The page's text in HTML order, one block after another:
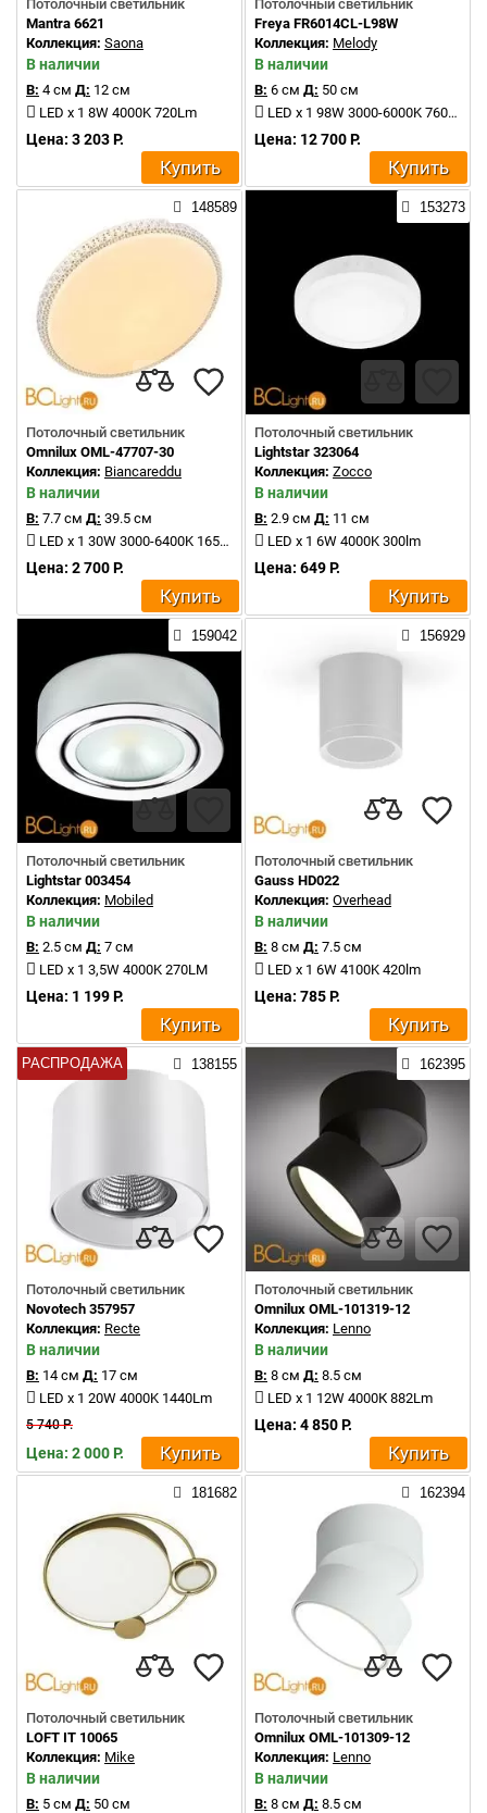
Потолочный светильник
Mantra 6621
Коллекция: Saona
В наличии
В: 4 см Д: 12 см
LED x 1 8W 4000K 720Lm
Цена: 3 203 Р.
Купить
Потолочный светильник
Freya FR6014CL-L98W
Коллекция: Melody
В наличии
В: 6 см Д: 50 см
LED x 1 98W 3000-6000K 7600lm
Цена: 12 700 Р.
Купить
148589
Потолочный светильник
Omnilux OML-47707-30
Коллекция: Biancareddu
В наличии
В: 7.7 см Д: 39.5 см
LED x 1 30W 3000-6400K 1650lm
Цена: 2 700 Р.
Купить
153273
Потолочный светильник
Lightstar 323064
Коллекция: Zocco
В наличии
В: 2.9 см Д: 11 см
LED x 1 6W 4000K 300lm
Цена: 649 Р.
Купить
159042
Потолочный светильник
Lightstar 003454
Коллекция: Mobiled
В наличии
В: 2.5 см Д: 7 см
LED x 1 3,5W 4000K 270LM
Цена: 1 199 Р.
Купить
156929
Потолочный светильник
Gauss HD022
Коллекция: Overhead
В наличии
В: 8 см Д: 7.5 см
LED x 1 6W 4100K 420lm
Цена: 785 Р.
Купить
РАСПРОДАЖА 138155
Потолочный светильник
Novotech 357957
Коллекция: Recte
В наличии
В: 14 см Д: 17 см
LED x 1 20W 4000K 1440Lm
5 740 Р.
Цена: 2 000 Р. Купить
162395
Потолочный светильник
Omnilux OML-101319-12
Коллекция: Lenno
В наличии
В: 8 см Д: 8.5 см
LED x 1 12W 4000К 882Lm
Цена: 4 850 Р.
Купить
181682
Потолочный светильник
LOFT IT 10065
Коллекция: Mike
В наличии
В: 5 см Д: 50 см
162394
Потолочный светильник
Omnilux OML-101309-12
Коллекция: Lenno
В наличии
В: 8 см Д: 8.5 см